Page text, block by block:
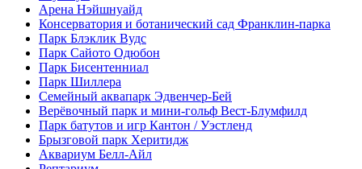
Арена Нэйшнуайд
Консерватория и ботанический сад Франклин-парка
Парк Блэклик Вудс
Парк Сайото Одюбон
Парк Бисентенниал
Парк Шиллера
Семейный аквапарк Эдвенчер-Бей
Верёвочный парк и мини-гольф Вест-Блумфилд
Парк батутов и игр Кантон / Уэстленд
Брызговой парк Херитидж
Аквариум Белл-Айл